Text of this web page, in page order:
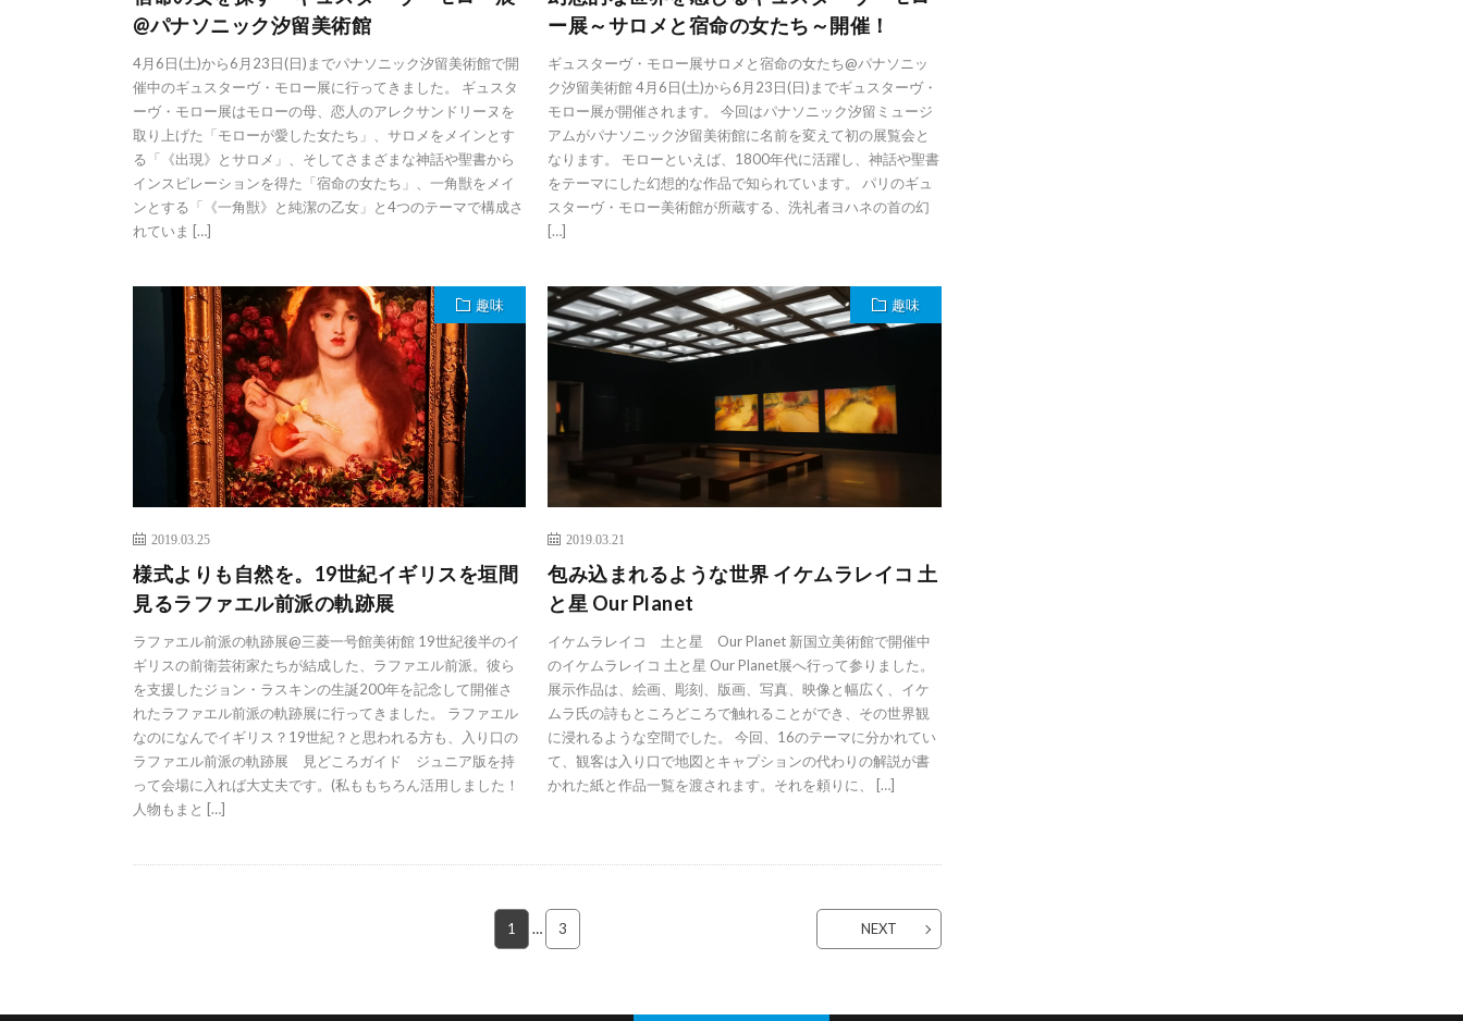
@パナソニック汐留美術館
4月6日(土)から6月23日(日)までパナソニック汐留美術館で開
催中のギュスターヴ・モロー展に行ってきました。 ギュスタ
ーヴ・モロー展はモローの母、恋人のアレクサンドリーヌを
取り上げた「モローが愛した女たち」、サロメをメインとす
る「《出現》とサロメ」、そしてさまざまな神話や聖書から
インスピレーションを得た「宿命の女たち」、一角獣をメイ
ンとする「《一角獣》と純潔の乙女」と4つのテーマで構成さ
れていま […]
ー展～サロメと宿命の女たち～開催！
ギュスターヴ・モロー展サロメと宿命の女たち@パナソニッ
ク汐留美術館 4月6日(土)から6月23日(日)までギュスターヴ・
モロー展が開催されます。 今回はパナソニック汐留ミュージ
アムがパナソニック汐留美術館に名前を変えて初の展覧会と
なります。 モローといえば、1800年代に活躍し、神話や聖書
をテーマにした幻想的な作品で知られています。 パリのギュ
スターヴ・モロー美術館が所蔵する、洗礼者ヨハネの首の幻
[…]
趣味
2019.03.25
様式よりも自然を。19世紀イギリスを垣間
見るラファエル前派の軌跡展
ラファエル前派の軌跡展@三菱一号館美術館 19世紀後半のイ
ギリスの前衛芸術家たちが結成した、ラファエル前派。彼ら
を支援したジョン・ラスキンの生誕200年を記念して開催さ
れたラファエル前派の軌跡展に行ってきました。 ラファエル
なのになんでイギリス？19世紀？と思われる方も、入り口の
ラファエル前派の軌跡展 見どころガイド ジュニア版を持
って会場に入れば大丈夫です。(私ももちろん活用しました！
人物もまと […]
趣味
2019.03.21
包み込まれるような世界 イケムラレイコ 土
と星 Our Planet
イケムラレイコ 土と星 Our Planet 新国立美術館で開催中
のイケムラレイコ 土と星 Our Planet展へ行って参りました。
展示作品は、絵画、彫刻、版画、写真、映像と幅広く、イケ
ムラ氏の詩もところどころで触れることができ、その世界観
に浸れるような空間でした。 今回、16のテーマに分かれてい
て、観客は入り口で地図とキャプションの代わりの解説が書
かれた紙と作品一覧を渡されます。それを頼りに、 […]
1 … 3 NEXT